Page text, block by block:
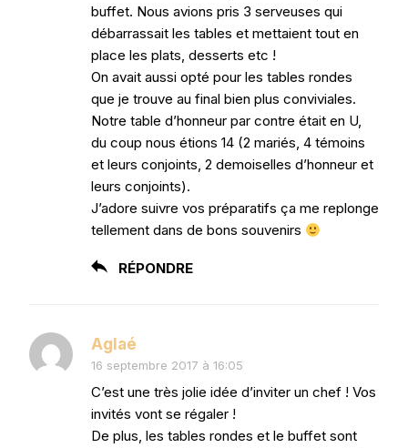
buffet. Nous avions pris 3 serveuses qui
débarrassait les tables et mettaient tout en
place les plats, desserts etc !
On avait aussi opté pour les tables rondes
que je trouve au final bien plus conviviales.
Notre table d’honneur par contre était en U,
du coup nous étions 14 (2 mariés, 4 témoins
et leurs conjoints, 2 demoiselles d’honneur et
leurs conjoints).
J’adore suivre vos préparatifs ça me replonge
tellement dans de bons souvenirs
RÉPONDRE
Aglaé
16 septembre 2017 à 16:05
C’est une très jolie idée d’inviter un chef ! Vos
invités vont se régaler !
De plus, les tables rondes et le buffet sont